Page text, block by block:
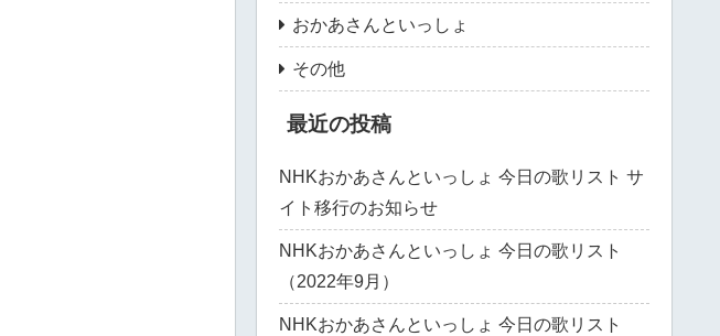
おかあさんといっしょ
その他
最近の投稿
NHKおかあさんといっしょ 今日の歌リスト サ
イト移行のお知らせ
NHKおかあさんといっしょ 今日の歌リスト
（2022年9月）
NHKおかあさんといっしょ 今日の歌リスト